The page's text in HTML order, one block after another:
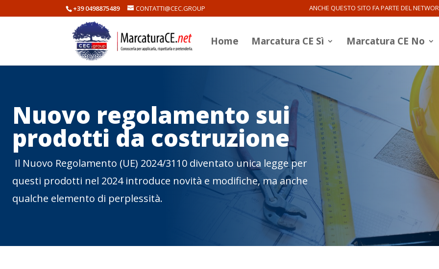
+39 0498875489 CONTATTI@CEC.GROUP ANCHE QUESTO SITO FA PARTE DEL
Home Marcatura CE Sì Marcatura CE No
Nuovo regolamento sui
prodotti da costruzione
Il Nuovo Regolamento (UE) 2024/3110 diventato unica legge per
questi prodotti nel 2024 introduce novità e modifiche, ma anche
qualche elemento di perplessità.